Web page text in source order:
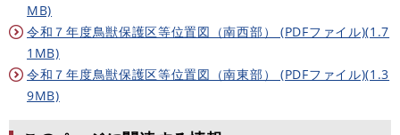
MB)
令和７年度鳥獣保護区等位置図（南西部） (PDFファイル)(1.7
1MB)
令和７年度鳥獣保護区等位置図（南東部） (PDFファイル)(1.3
9MB)